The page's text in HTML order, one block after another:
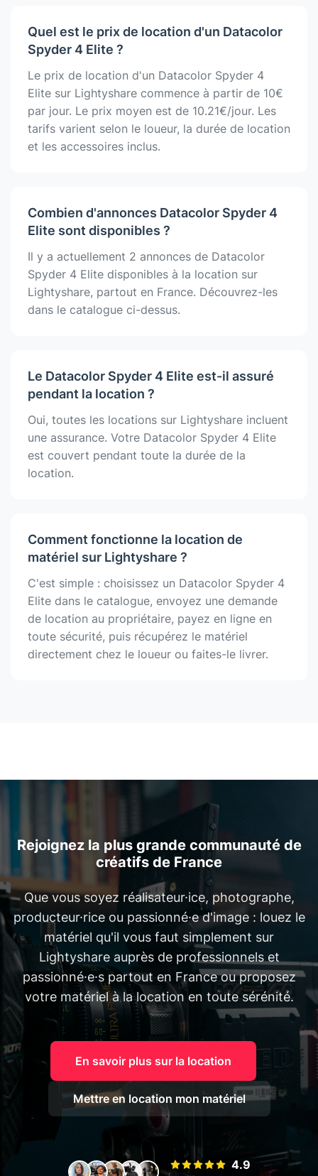
Quel est le prix de location d'un Datacolor
Spyder 4 Elite ?
Le prix de location d'un Datacolor Spyder 4
Elite sur Lightyshare commence à partir de 10€
par jour. Le prix moyen est de 10.21€/jour. Les
tarifs varient selon le loueur, la durée de location
et les accessoires inclus.
Combien d'annonces Datacolor Spyder 4
Elite sont disponibles ?
Il y a actuellement 2 annonces de Datacolor
Spyder 4 Elite disponibles à la location sur
Lightyshare, partout en France. Découvrez-les
dans le catalogue ci-dessus.
Le Datacolor Spyder 4 Elite est-il assuré
pendant la location ?
Oui, toutes les locations sur Lightyshare incluent
une assurance. Votre Datacolor Spyder 4 Elite
est couvert pendant toute la durée de la
location.
Comment fonctionne la location de
matériel sur Lightyshare ?
C'est simple : choisissez un Datacolor Spyder 4
Elite dans le catalogue, envoyez une demande
de location au propriétaire, payez en ligne en
toute sécurité, puis récupérez le matériel
directement chez le loueur ou faites-le livrer.
Rejoignez la plus grande communauté de
créatifs de France
Que vous soyez réalisateur·ice, photographe,
producteur·rice ou passionné·e d'image : louez le
matériel qu'il vous faut simplement sur
Lightyshare auprès de professionnels et
passionné·e·s partout en France ou proposez
votre matériel à la location en toute sérénité.
En savoir plus sur la location
Mettre en location mon matériel
4.9